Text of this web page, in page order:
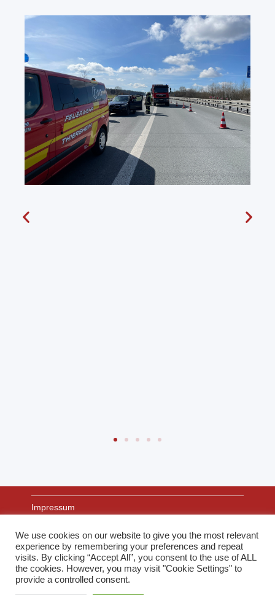
Impressum
Datenschutz
We use cookies on our website to give you the most relevant
experience by remembering your preferences and repeat
visits. By clicking “Accept All”, you consent to the use of ALL
the cookies. However, you may visit "Cookie Settings" to
provide a controlled consent.